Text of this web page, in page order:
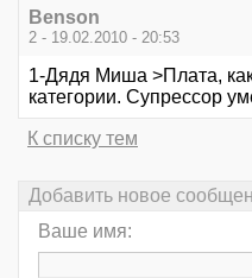
Benson
2 - 19.02.2010 - 20:53
1-Дядя Миша >Плата,
категории. Супрессор
К списку тем
Добавить новое
Ваше имя: